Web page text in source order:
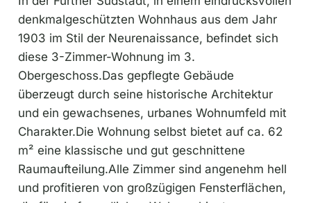
1903 im Stil der Neurenaissance, befindet sich
diese 3-Zimmer-Wohnung im 3.
Obergeschoss.Das gepflegte Gebäude
überzeugt durch seine historische Architektur
und ein gewachsenes, urbanes Wohnumfeld mit
Charakter.Die Wohnung selbst bietet auf ca. 62
m² eine klassische und gut geschnittene
Raumaufteilung.Alle Zimmer sind angenehm hell
und profitieren von großzügigen Fensterflächen,
die für ein freundliches Wohnambiente
sorgen.Die Immobilie ist sofort frei und eignet